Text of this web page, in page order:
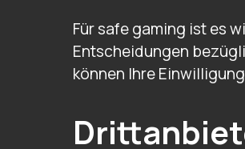
Für safe gaming ist es
Entscheidungen
können Ihre